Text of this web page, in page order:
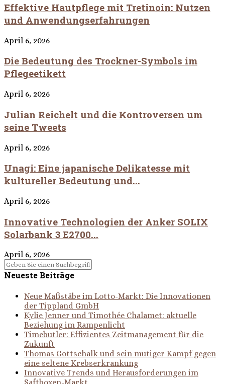
Effektive Hautpflege mit Tretinoin: Nutzen
und Anwendungserfahrungen
April 6, 2026
Die Bedeutung des Trockner-Symbols im
Pflegeetikett
April 6, 2026
Julian Reichelt und die Kontroversen um
seine Tweets
April 6, 2026
Unagi: Eine japanische Delikatesse mit
kultureller Bedeutung und...
April 6, 2026
Innovative Technologien der Anker SOLIX
Solarbank 3 E2700...
April 6, 2026
Neueste Beiträge
Neue Maßstäbe im Lotto-Markt: Die Innovationen
der Tippland GmbH
Kylie Jenner und Timothée Chalamet: aktuelle
Beziehung im Rampenlicht
Timebutler: Effizientes Zeitmanagement für die
Zukunft
Thomas Gottschalk und sein mutiger Kampf gegen
eine seltene Krebserkrankung
Innovative Trends und Herausforderungen im
Saftboxen-Markt